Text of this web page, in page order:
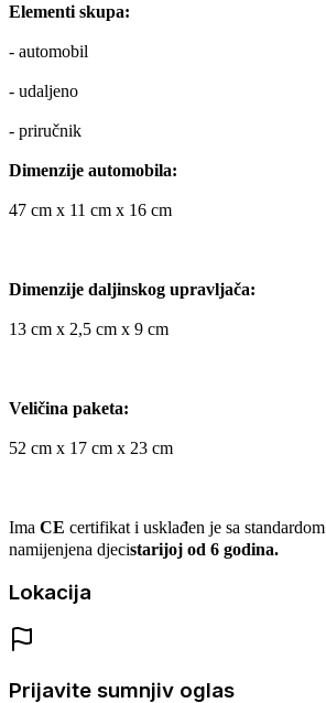
Elementi skupa:
- automobil
- udaljeno
- priručnik
Dimenzije automobila:
47 cm x 11 cm x 16 cm
Dimenzije daljinskog upravljača:
13 cm x 2,5 cm x 9 cm
Veličina paketa:
52 cm x 17 cm x 23 cm
Ima CE certifikat i usklađen je sa standardom
namijenjena djecistarijoj od 6 godina.
Lokacija
Prijavite sumnjiv oglas